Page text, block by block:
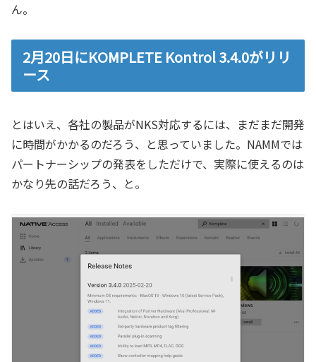
ん。
2月20日にKOMPLETE Kontrol 3.4.0がリリ
ース
とはいえ、各社の製品がNKS対応するには、まだまだ開発
に時間がかかるのだろう、と思っていました。NAMMでは
パートナーシップの発表をしただけで、実際に使えるのは
かなり先の話だろう、と。